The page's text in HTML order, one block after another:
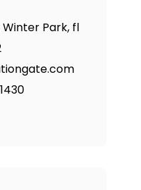
Park, fl